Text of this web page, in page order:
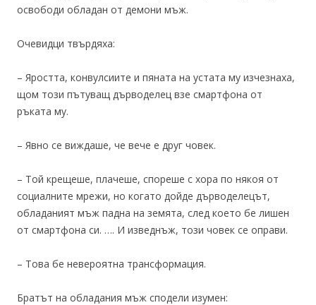
освободи обладан от демони мъж.
Очевидци твърдяха:
– Яростта, конвулсиите и пяната на устата му изчезнаха,
щом този пътуващ дърводелец взе смартфона от
ръката му.
– Явно се виждаше, че вече е друг човек.
– Той крещеше, плачеше, спореше с хора по някоя от
социалните мрежи, но когато дойде дърводелецът,
обладаният мъж падна на земята, след което бе лишен
от смартфона си. …. И изведнъж, този човек се оправи.
– Това бе невероятна трансформация.
Братът на обладания мъж сподели изумен: